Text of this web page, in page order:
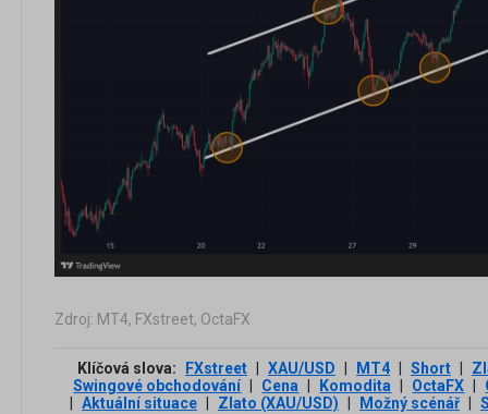
Zdroj: MT4, FXstreet, OctaFX
Klíčová slova: FXstreet XAU/USD MT4 Short
Swingové obchodování
Cena Komodita OctaFX
Aktuální situace Zlato (XAU/USD) Možný scénář